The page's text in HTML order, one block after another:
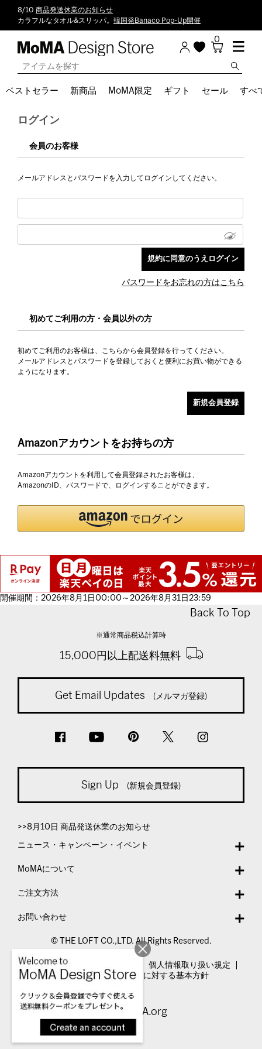
8/10 商品発送休業のお知らせ
カラフルなタオル&スリッパ。 韓国発Banaco Pop-Up開催
0
ベストセラー 新商品 MoMA限定 ギフト セール すべ
ログイン
会員のお客様
メールアドレスとパスワードを入力してログインしてください。
パスワードをお忘れの方はこちら
初めてご利用の方・会員以外の方
初めてご利用のお客様は、こちらから会員登録を行ってください。
メールアドレスとパスワードを登録しておくと便利にお買い物ができる
ようになります。
Amazonアカウントをお持ちの方
Amazonアカウントを利用して会員登録されたお客様は、
AmazonのID、パスワードで、ログインすることができます。
開催期間：2026年8月1日00:00～2026年8月31日23:59
Back To Top
※通常商品税込計算時
15,000円以上配送料無料
Get Email Updates (メルマガ登録)
Sign Up (新規会員登録)
>>8月10日 商品発送休業のお知らせ
ニュース・キャンペーン・イベント
MoMAについて
ご注文方法
お問い合わせ
© THE LOFT CO.,LTD. All Rights Reserved.
特定商取引法表示
個人情報取り扱い規定
カスタマーハラスメントに対する基本方針
Visit MoMA.org